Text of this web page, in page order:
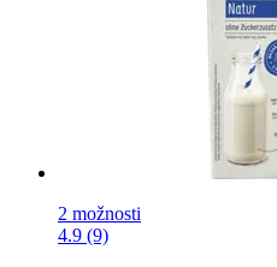
2 možnosti
4.9 (9)